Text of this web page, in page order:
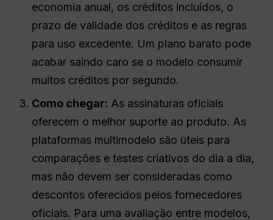
economia anual, os créditos incluídos, o
prazo de validade dos créditos e as regras
para uso excedente. Um plano barato pode
acabar saindo caro se o modelo consumir
muitos créditos por segundo.
Como chegar: As assinaturas oficiais
oferecem o melhor suporte ao produto. As
plataformas multimodelo são úteis para
comparações e testes criativos do dia a dia,
mas não devem ser consideradas como
descontos oferecidos pelos fornecedores
oficiais. Para uma avaliação entre modelos,